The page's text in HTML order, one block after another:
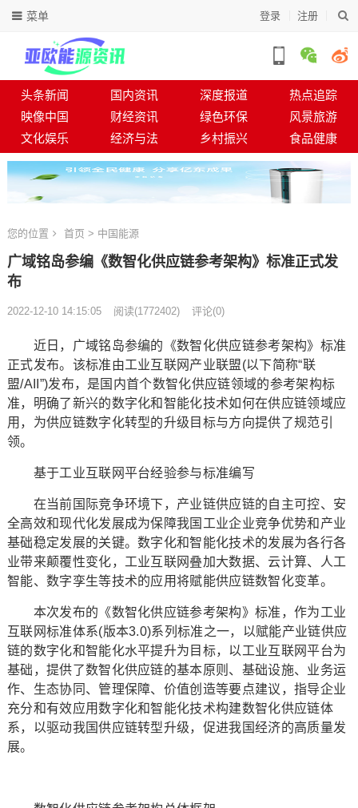
登录 注册
菜单
头条新闻 国内资讯 深度报道
热点追踪
映像中国
财经资讯 绿色环保
风景旅游
文化娱乐
经济与法 乡村振兴 食品健康
您的位置 首页 > 中国能源
广域铭岛参编《数智化供应链参考架构》标准正式发
布
2022-12-10 14:15:05 阅读(1772402) 评论(0)
近日，广域铭岛参编的《数智化供应链参考架构》标准
正式发布。该标准由工业互联网产业联盟(以下简称“联
盟/AII”)发布，是国内首个数智化供应链领域的参考架构标
准，明确了新兴的数字化和智能化技术如何在供应链领域应
用，为供应链数字化转型的升级目标与方向提供了规范引
领。
基于工业互联网平台经验参与标准编写
在当前国际竞争环境下，产业链供应链的自主可控、安
全高效和现代化发展成为保障我国工业企业竞争优势和产业
基础稳定发展的关键。数字化和智能化技术的发展为各行各
业带来颠覆性变化，工业互联网叠加大数据、云计算、人工
智能、数字孪生等技术的应用将赋能供应链数智化变革。
本次发布的《数智化供应链参考架构》标准，作为工业
互联网标准体系(版本3.0)系列标准之一，以赋能产业链供应
链的数字化和智能化水平提升为目标，以工业互联网平台为
基础，提供了数智化供应链的基本原则、基础设施、业务运
作、生态协同、管理保障、价值创造等要点建议，指导企业
充分和有效应用数字化和智能化技术构建数智化供应链体
系，以驱动我国供应链转型升级，促进我国经济的高质量发
展。